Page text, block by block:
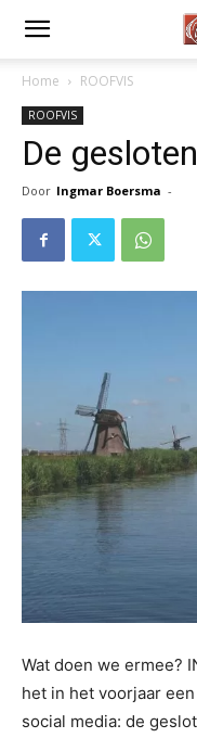
Home ROOFVIS
ROOFVIS
De
Door Ingmar Boersma -
Wat doen we ermee?
het in het voorjaar
social media: de